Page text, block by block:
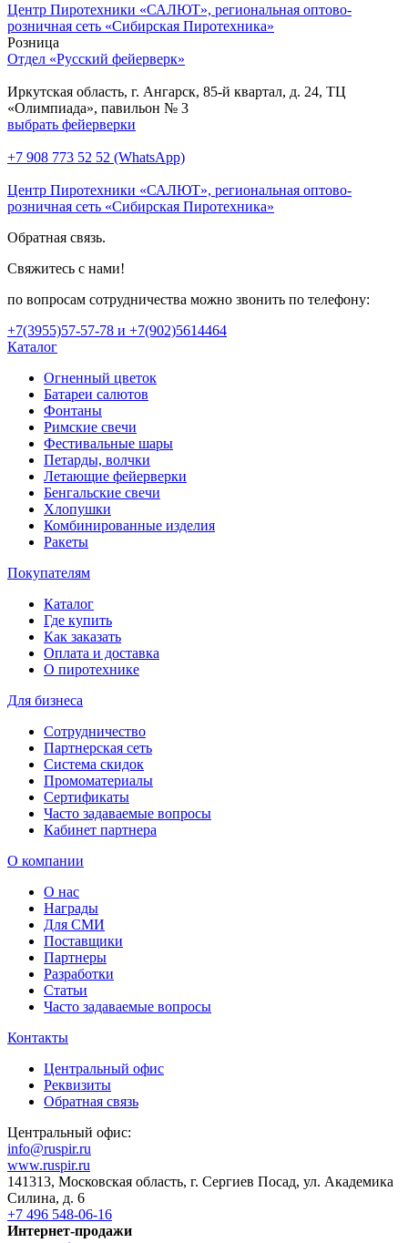
Центр Пиротехники «САЛЮТ», региональная оптово-
розничная сеть «Сибирская Пиротехника»
Розница
Отдел «Русский фейерверк»
Иркутская область, г. Ангарск, 85-й квартал, д. 24, ТЦ
«Олимпиада», павильон № 3
выбрать фейерверки
+7 908 773 52 52 (WhatsApp)
Центр Пиротехники «САЛЮТ», региональная оптово-
розничная сеть «Сибирская Пиротехника»
Обратная связь.
Свяжитесь с нами!
по вопросам сотрудничества можно звонить по телефону:
+7(3955)57-57-78 и +7(902)5614464
Каталог
Огненный цветок
Батареи салютов
Фонтаны
Римские свечи
Фестивальные шары
Петарды, волчки
Летающие фейерверки
Бенгальские свечи
Хлопушки
Комбинированные изделия
Ракеты
Покупателям
Каталог
Где купить
Как заказать
Оплата и доставка
О пиротехнике
Для бизнеса
Сотрудничество
Партнерская сеть
Система скидок
Промоматериалы
Сертификаты
Часто задаваемые вопросы
Кабинет партнера
О компании
О нас
Награды
Для СМИ
Поставщики
Партнеры
Разработки
Статьи
Часто задаваемые вопросы
Контакты
Центральный офис
Реквизиты
Обратная связь
Центральный офис:
info@ruspir.ru
www.ruspir.ru
141313, Московская область, г. Сергиев Посад, ул. Академика
Силина, д. 6
+7 496 548-06-16
Интернет-продажи